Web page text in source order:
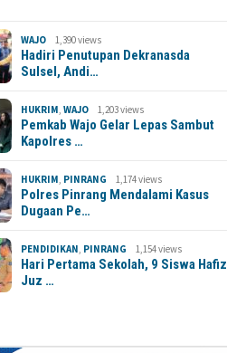
WAJO 1,390 views
Hadiri Penutupan Dekranasda
Sulsel, Andi…
HUKRIM,WAJO 1,203 views
Pemkab Wajo Gelar Lepas Sambut
Kapolres …
HUKRIM, PINRANG 1,174 views
Polres Pinrang Mendalami Kasus
Dugaan Pe…
PENDIDIKAN, PINRANG 1,154 views
Hari Pertama Sekolah, 9 Siswa Hafiz
Juz …